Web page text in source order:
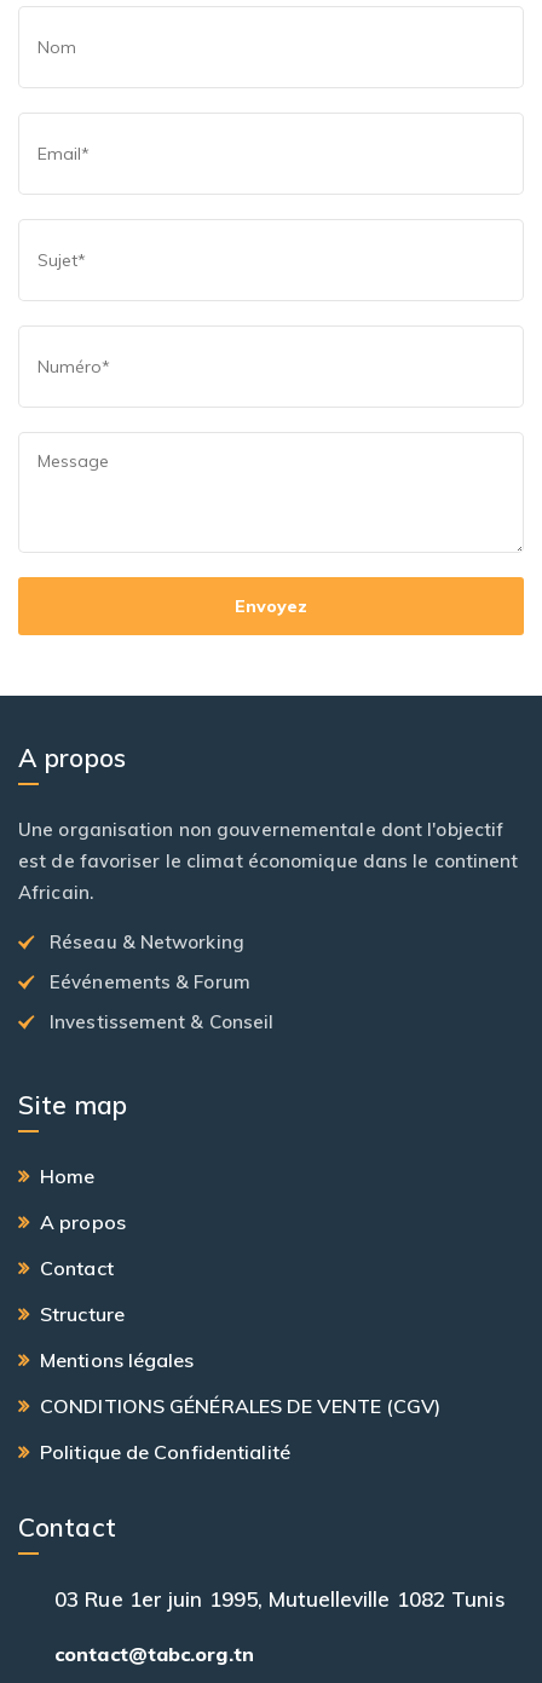
A propos
Une organisation non gouvernementale dont l'objectif
est de favoriser le climat économique dans le continent
Africain.
Réseau & Networking
Eévénements & Forum
Investissement & Conseil
Site map
Home
A propos
Contact
Structure
Mentions légales
CONDITIONS GÉNÉRALES DE VENTE (CGV)
Politique de Confidentialité
Contact
03 Rue 1er juin 1995, Mutuelleville 1082 Tunis
contact@tabc.org.tn